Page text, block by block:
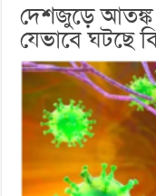
দেশজুড়ে আতঙ্ক
যেভাবে ঘটছে